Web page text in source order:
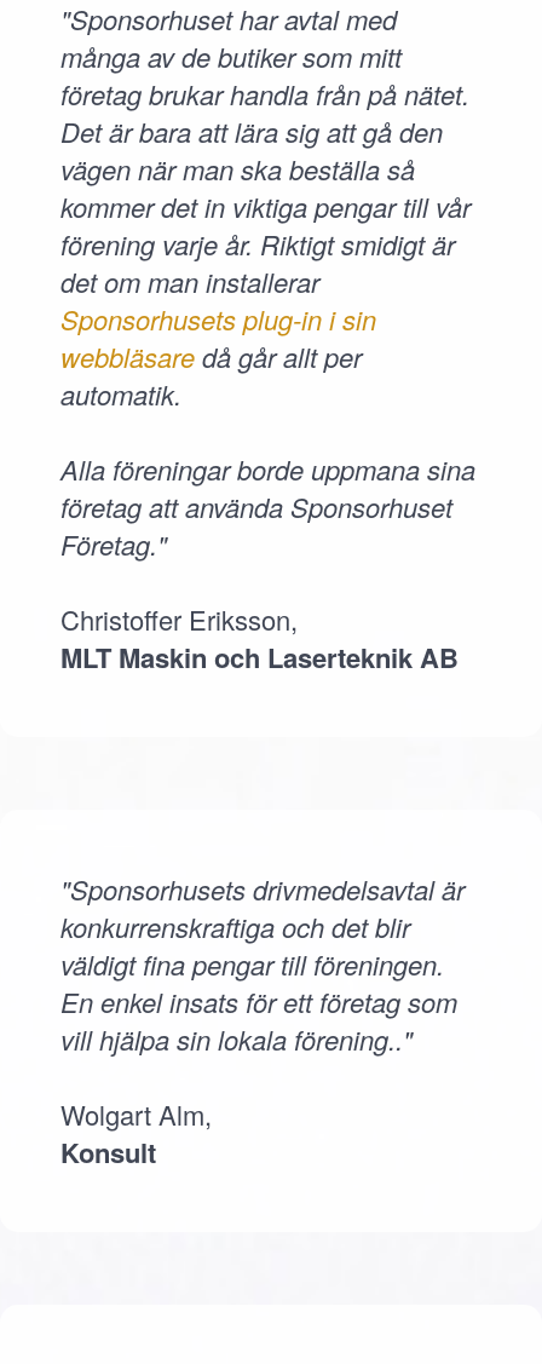
"Sponsorhuset har avtal med
många av de butiker som mitt
företag brukar handla från på nätet.
Det är bara att lära sig att gå den
vägen när man ska beställa så
kommer det in viktiga pengar till vår
förening varje år. Riktigt smidigt är
det om man installerar
Sponsorhusets plug-in i sin
webbläsaredå går allt per
automatik.
Alla föreningar borde uppmana sina
företag att använda Sponsorhuset
Företag."
Christoffer Eriksson,
MLT Maskin och Laserteknik AB
"Sponsorhusets drivmedelsavtal är
konkurrenskraftiga och det blir
väldigt fina pengar till föreningen.
En enkel insats för ett företag som
vill hjälpa sin lokala förening.."
Wolgart Alm,
Konsult